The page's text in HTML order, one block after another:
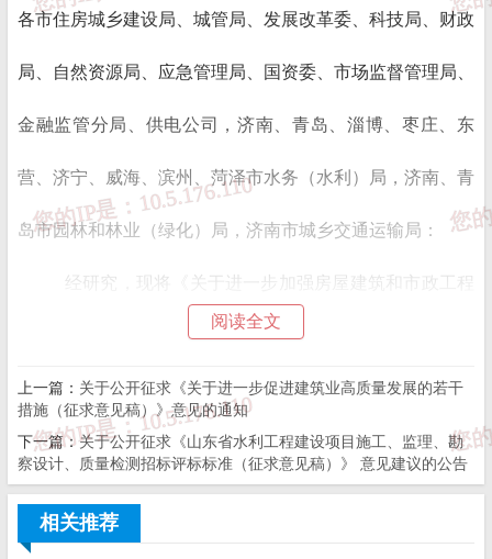
各市住房城乡建设局、城管局、发展改革委、科技局、财政
局、自然资源局、应急管理局、国资委、市场监督管理局、
金融监管分局、供电公司，济南、青岛、淄博、枣庄、东
营、济宁、威海、滨州、菏泽市水务（水利）局，济南、青
岛市园林和林业（绿化）局，济南市城乡交通运输局：
经研究，现将《关于进一步加强房屋建筑和市政工程
施工安全生产工作的若干意见》（鲁建发〔2020〕3号）废
止。
本通知自公布之日起实施。
山东省住房和城乡建设厅 山东省发展和改革委员会
阅读全文
上一篇： 关于公开征求《关于进一步促进建筑业高质量发展的若干
措施（征求意见稿）》意见的通知
下一篇：关于公开征求《山东省水利工程建设项目施工、监理、勘
察设计、质量检测招标评标标准（征求意见稿）》 意见建议的公告
相关推荐